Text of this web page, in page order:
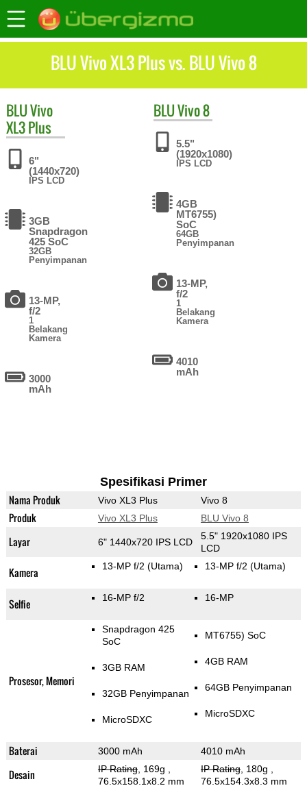
BLU Vivo XL3 Plus vs. BLU Vivo 8
BLUVivo
XL3 Plus
6"
(1440x720)
IPS LCD
3GB
Snapdragon
425 SoC
32GB
Penyimpanan
13-MP,
f/2
1
Belakang
Kamera
3000
mAh
BLUVivo 8
5.5"
(1920x1080)
IPS LCD
4GB
MT6755)
SoC
64GB
Penyimpanan
13-MP,
f/2
1
Belakang
Kamera
4010
mAh
Spesifikasi Primer
Nama Produk Vivo XL3 Plus Vivo 8
Produk Vivo XL3 Plus BLU Vivo 8
Layar 6" 1440x720 IPS LCD
5.5" 1920x1080 IPS
LCD
Kamera 13-MP f/2 (Utama) 13-MP f/2 (Utama)
Selfie 16-MP f/2 16-MP
Prosesor, Memori
Snapdragon 425
SoC
3GB RAM
32GB Penyimpanan
MicroSDXC
MT6755) SoC
4GB RAM
64GB Penyimpanan
MicroSDXC
Baterai 3000 mAh 4010 mAh
Desain IP Rating, 169g
76.5x158.1x8.2 mm
IP Rating, 180g
76.5x154.3x8.3 mm